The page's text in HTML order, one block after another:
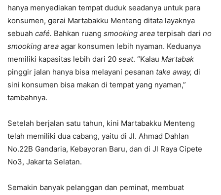
hanya menyediakan tempat duduk seadanya untuk para
konsumen, gerai Martabakku Menteng ditata layaknya
sebuah café. Bahkan ruang smooking area terpisah dari no
smooking area agar konsumen lebih nyaman. Keduanya
memiliki kapasitas lebih dari 20 seat. “Kalau Martabak
pinggir jalan hanya bisa melayani pesanan take away, di
sini konsumen bisa makan di tempat yang nyaman,”
tambahnya.
Setelah berjalan satu tahun, kini Martabakku Menteng
telah memiliki dua cabang, yaitu di Jl. Ahmad Dahlan
No.22B Gandaria, Kebayoran Baru, dan di Jl Raya Cipete
No3, Jakarta Selatan.
Semakin banyak pelanggan dan peminat, membuat